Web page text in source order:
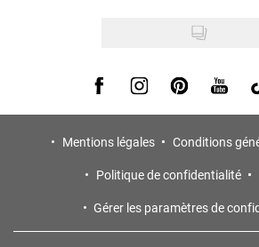
Visit us on Facebook
Visit us on Instagram
Visit us onVisit us
Mentions légales
Conditions
Politique de confidentialité
Gérer les paramètres de